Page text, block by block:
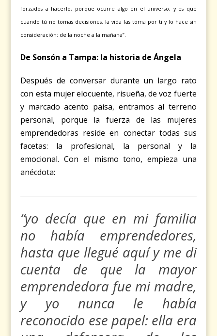
forzados a hacerlo, porque ocurre algo en el universo, y es que
cuando tú no tomas decisiones, la vida las toma por ti y lo hace sin
consideración: de la noche a la mañana”.
De Sonsón a Tampa: la historia de Ángela
Después de conversar durante un largo rato
con esta mujer elocuente, risueña, de voz fuerte
y marcado acento paisa, entramos al terreno
personal, porque la fuerza de las mujeres
emprendedoras reside en conectar todas sus
facetas: la profesional, la personal y la
emocional. Con el mismo tono, empieza una
anécdota:
“yo decía que en mi familia
no había emprendedores,
hasta que llegué aquí y me di
cuenta de que la mayor
emprendedora fue mi madre,
y yo nunca le había
reconocido ese papel: ella era